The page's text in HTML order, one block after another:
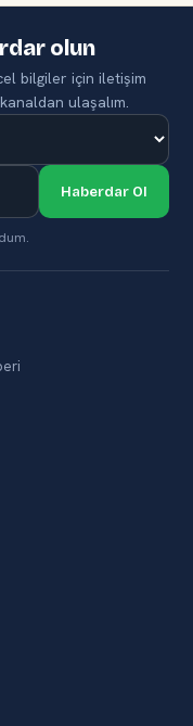
olun
bilgiler için iletişim
ulaşalım.
Haberdar Ol